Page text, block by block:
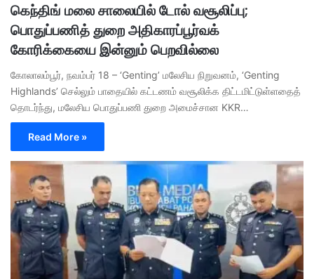
கெந்திங் மலை சாலையில் டோல் வசூலிப்பு;
பொதுப்பணித் துறை அதிகாரப்பூர்வக்
கோரிக்கையை இன்னும் பெறவில்லை
கோலாலம்பூர், நவம்பர் 18 – ‘Genting’ மலேசிய நிறுவனம், ‘Genting
Highlands’ செல்லும் பாதையில் கட்டணம் வசூலிக்க திட்டமிட்டுள்ளதைத்
தொடர்ந்து, மலேசிய பொதுப்பணி துறை அமைச்சான KKR…
Read More »